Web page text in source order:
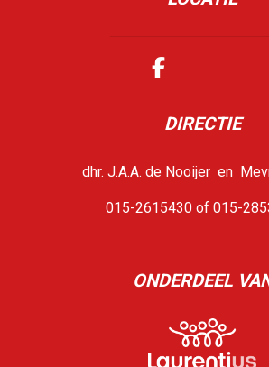
DIRECTIE
dhr. J.A.A. de Nooijer en
015-2615430 of 015-
ONDERDEEL